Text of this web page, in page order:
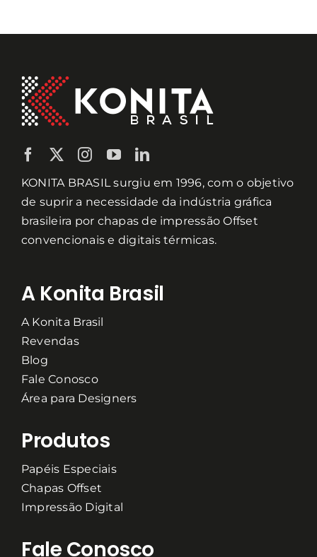
KONITA BRASIL surgiu em 1996, com o objetivo
de suprir a necessidade da indústria gráfica
brasileira por chapas de impressão Offset
convencionais e digitais térmicas.
A Konita Brasil
A Konita Brasil
Revendas
Blog
Fale Conosco
Área para Designers
Produtos
Papéis Especiais
Chapas Offset
Impressão Digital
Fale Conosco